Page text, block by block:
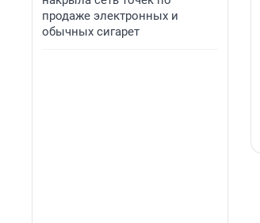
продаже электронных и
обычных сигарет